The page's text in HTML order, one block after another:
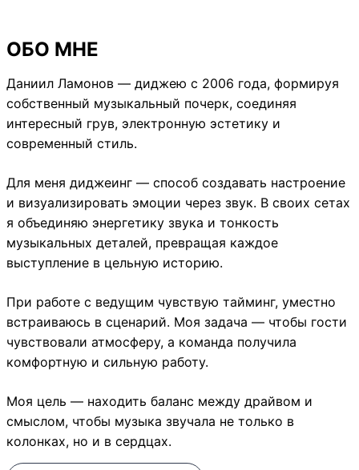
ОБО МНЕ
Даниил Ламонов — диджею с 2006 года, формируя
собственный музыкальный почерк, соединяя
интересный грув, электронную эстетику и
современный стиль.
Для меня диджеинг — способ создавать настроение
и визуализировать эмоции через звук. В своих сетах
я объединяю энергетику звука и тонкость
музыкальных деталей, превращая каждое
выступление в цельную историю.
При работе с ведущим чувствую тайминг, уместно
встраиваюсь в сценарий. Моя задача — чтобы гости
чувствовали атмосферу, а команда получила
комфортную и сильную работу.
Моя цель — находить баланс между драйвом и
смыслом, чтобы музыка звучала не только в
колонках, но и в сердцах.